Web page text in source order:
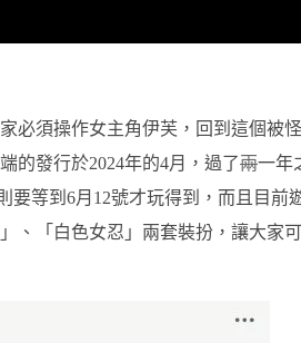
必須操作女主角伊芙，回到這個被
的發行於2024年的4月，過了兩一年
要等到6月12號才玩得到，而且目前
、「白色女忍」兩套裝扮，讓大家